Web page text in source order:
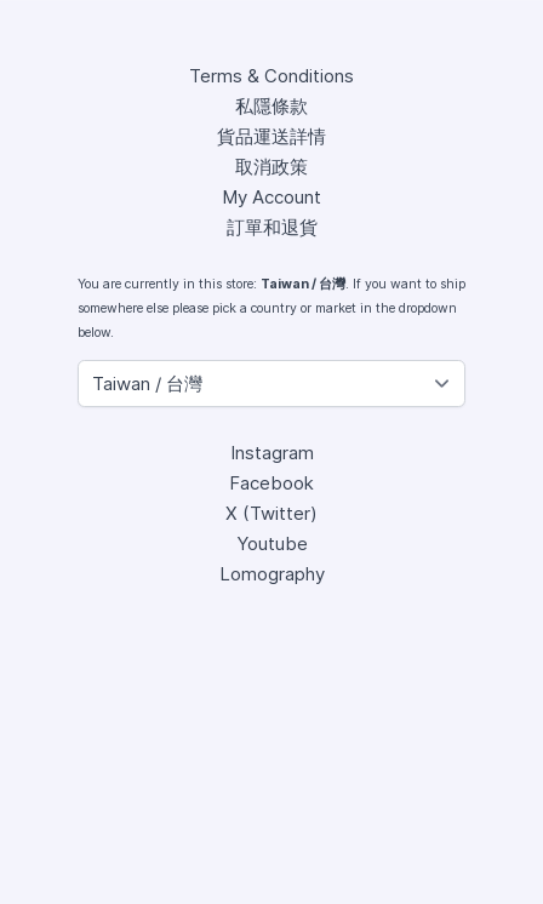
Terms & Conditions
私隱條款
貨品運送詳情
取消政策
My Account
訂單和退貨
You are currently in this store: Taiwan / 台灣. If you want to ship
somewhere else please pick a country or market in the dropdown
below.
Instagram
Facebook
X (Twitter)
Youtube
Lomography